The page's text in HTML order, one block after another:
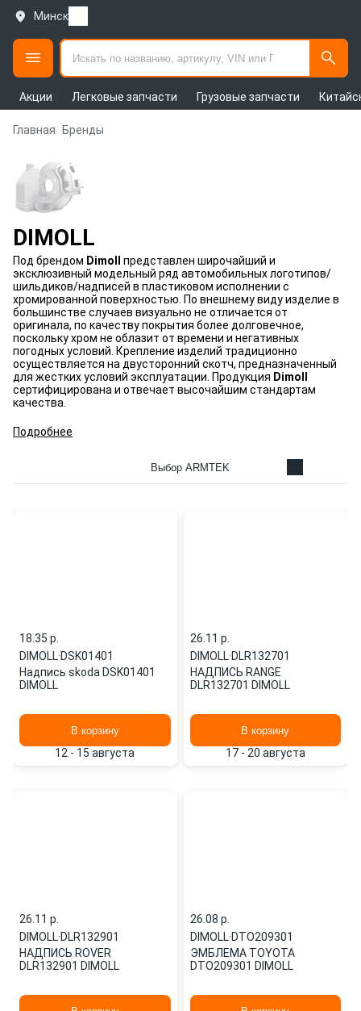
Минск
Акции Легковые запчасти Грузовые запчасти
Главная Бренды
DIMOLL
Под брендом Dimoll
представлен широчайший и
эксклюзивный модельный ряд автомобильных логотипов/
шильдиков/надписей в пластиковом исполнении с
хромированной поверхностью. По внешнему виду изделие в
большинстве случаев визуально не отличается от
оригинала, по качеству покрытия более долговечное,
поскольку хром не облазит от времени и негативных
погодных условий. Крепление изделий традиционно
осуществляется на двусторонний скотч, предназначенный
для жестких условий эксплуатации. Продукция Dimoll
сертифицирована и отвечает высочайшим стандартам
качества.
Подробнее
Выбор ARMTEK
18.35 p.
DIMOLL·DSK01401
Надпись skoda DSK01401
DIMOLL
В корзину
12 - 15 августа
26.11 p.
DIMOLL·DLR132701
НАДПИСЬ RANGE
DLR132701 DIMOLL
В корзину
17 - 20 августа
26.11 p.
DIMOLL·DLR132901
НАДПИСЬ ROVER
DLR132901 DIMOLL
26.08 p.
DIMOLL·DTO209301
ЭМБЛЕМА TOYOTA
DTO209301 DIMOLL